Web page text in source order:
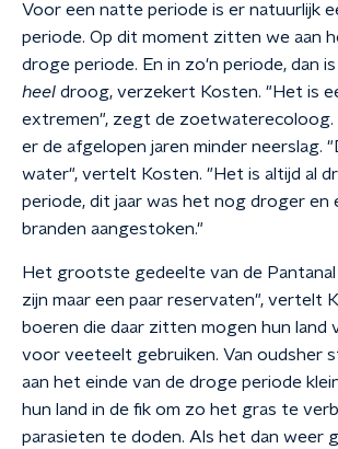
Voor een natte periode is er natuurlijk
periode. Op dit moment zitten we aan
droge periode. En in zo'n periode, dan
heel droog, verzekert Kosten. "Het is
extremen", zegt de zoetwaterecoloog.
er de afgelopen jaren minder neerslag.
water", vertelt Kosten. "Het is altijd al
periode, dit jaar was het nog droger en
branden aangestoken."
Het grootste gedeelte van de
zijn maar een paar reservaten", vertelt
boeren die daar zitten mogen hun land
voor veeteelt gebruiken. Van oudsher
aan het einde van de droge periode
hun land in de fik om zo het gras te
parasieten te doden. Als het dan weer